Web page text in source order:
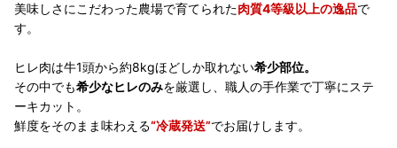
美味しさにこだわった農場で育てられた肉質4等級以上の逸品で
す。
ヒレ肉は牛1頭から約8kgほどしか取れない希少部位。
その中でも希少なヒレのみを厳選し、職人の手作業で丁寧にステ
ーキカット。
鮮度をそのまま味わえる“冷蔵発送”でお届けします。